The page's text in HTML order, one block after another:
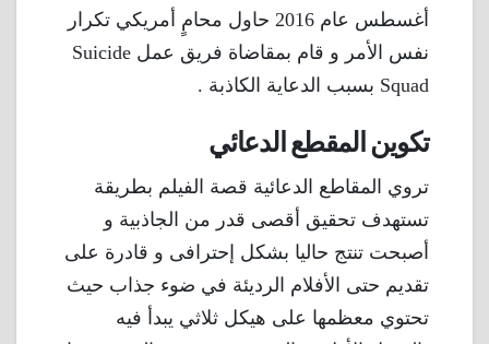
أغسطس عام 2016 حاول محامٍ أمريكي تكرار
نفس الأمر و قام بمقاضاة فريق عمل Suicide
Squad بسبب الدعاية الكاذبة .
تكوين المقطع الدعائي
تروي المقاطع الدعائية قصة الفيلم بطريقة
تستهدف تحقيق أقصى قدر من الجاذبية و
أصبحت تنتج حاليا بشكل إحترافى و قادرة على
تقديم حتى الأفلام الرديئة في ضوء جذاب حيث
تحتوي معظمها على هيكل ثلاثي يبدأ فيه